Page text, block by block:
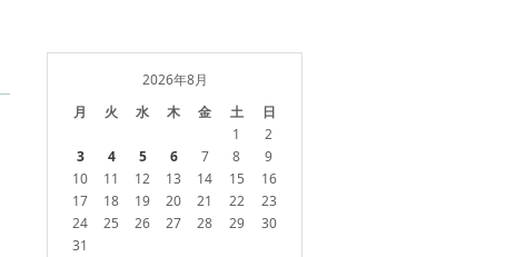
2026年8月
月
火 水 木 金 土 日
1
2
3
4 5 6 7 8
9
10
11 12 13 14 15
16
17
18 19 20 21 22
23
24
25 26 27 28 29
30
31